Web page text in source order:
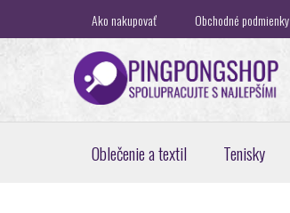
obsah
Ako nakupovať Obchodné podmienky
Oblečenie a textil Tenisky